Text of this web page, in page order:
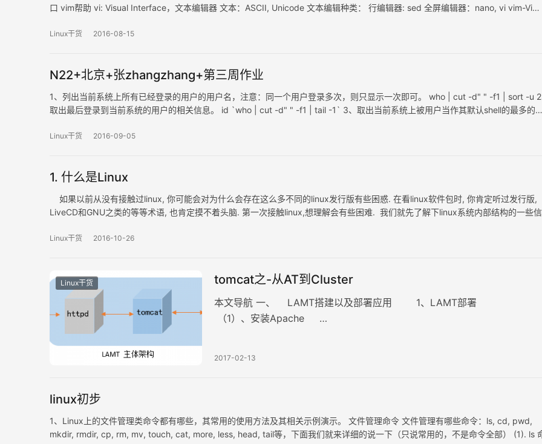
口 vim帮助 vi: Visual Interface，文本编辑器 文本：ASCII, Unicode 文本编辑种类： 行编辑器: sed 全屏编辑器：nano, vi vim-Vi
Linux干货 2016-08-15
N22+北京+张zhangzhang+第三周作业
1、列出当前系统上所有已经登录的用户的用户名，注意：同一个用户登录多次，则只显示一次即可。 who | cut -d" " -f1 | sort -u
取出最后登录到当前系统的用户的相关信息。 id `who | cut -d" " -f1 | tail -1` 3、取出当前系统上被用户当作其默认shell的最多的…
Linux干货 2016-09-05
1. 什么是Linux
如果以前从没有接触过linux, 你可能会对为什么会存在这么多不同的linux发行版有些困惑. 在看linux软件包时, 你肯定听过发行版,
LiveCD和GNU之类的等等术语, 也肯定摸不着头脑. 第一次接触linux,想理解会有些困难. 我们就先了解下linux系统内部结构的一些
Linux干货 2016-10-26
Linux干货 tomcat之-从AT到Cluster
本文导航 一、 LAMT搭建以及部署应用 1、LAMT部署
（1）、安装Apache …
2017-02-13
linux初步
1、Linux上的文件管理类命令都有哪些，其常用的使用方法及其相关示例演示。 文件管理命令 文件管理有哪些命令：ls, cd, pwd,
mkdir, rmdir, cp, rm, mv, touch, cat, more, less, head, tail等，下面我们就来详细的说一下（只说常用的，不是命令全部） (1). ls